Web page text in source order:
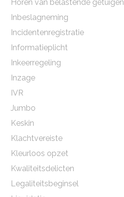
Horen van belastende getuigen
Inbeslagneming
Incidentenregistratie
Informatieplicht
Inkeerregeling
Inzage
IVR
Jumbo
Keskin
Klachtvereiste
Kleurloos opzet
Kwaliteitsdelicten
Legaliteitsbeginsel